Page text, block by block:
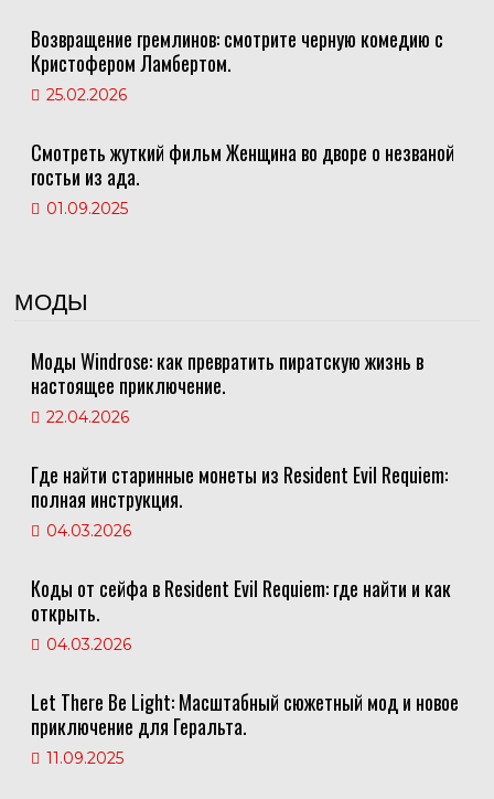
Возвращение гремлинов: смотрите черную комедию с
Кристофером Ламбертом.
25.02.2026
Смотреть жуткий фильм Женщина во дворе о незваной
гостьи из ада.
01.09.2025
МОДЫ
Моды Windrose: как превратить пиратскую жизнь в
настоящее приключение.
22.04.2026
Где найти старинные монеты из Resident Evil Requiem:
полная инструкция.
04.03.2026
Коды от сейфа в Resident Evil Requiem: где найти и как
открыть.
04.03.2026
Let There Be Light: Масштабный сюжетный мод и новое
приключение для Геральта.
11.09.2025